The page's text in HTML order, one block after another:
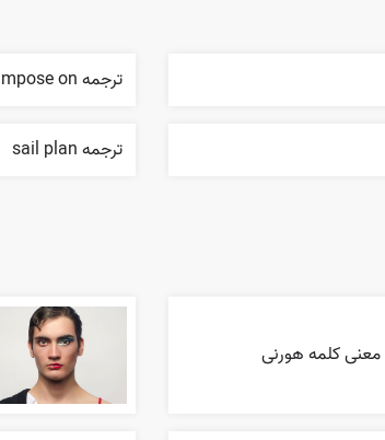
ترجمه impose on
ترجمه sail plan
معنی کلمه هورنی